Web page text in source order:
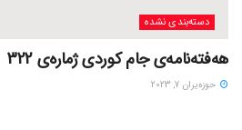
دسته‌بندی نشده
هەفتەنامەی جام کوردی ژمارەی 322
حوزه‌یران 7, 2023